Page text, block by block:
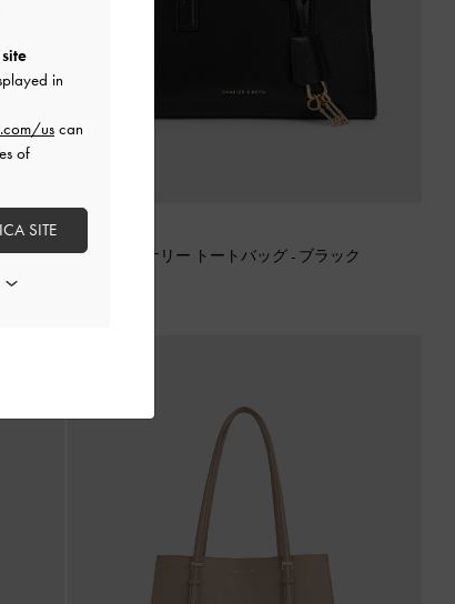
プラ
Kerry ミニケリー トートバッグ - ブラック
in
uscan
of
SITE